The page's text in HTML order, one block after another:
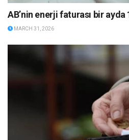
AB’nin enerji faturası bir
MARCH 31, 2026